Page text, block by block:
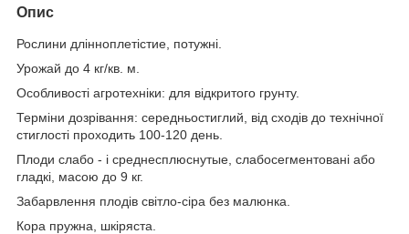
Опис
Рослини длінноплетістие, потужні.
Урожай до 4 кг/кв. м.
Особливості агротехніки: для відкритого грунту.
Терміни дозрівання: середньостиглий, від сходів до технічної
стиглості проходить 100-120 день.
Плоди слабо - і среднесплюснутые, слабосегментовані або
гладкі, масою до 9 кг.
Забарвлення плодів світло-сіра без малюнка.
Кора пружна, шкіряста.